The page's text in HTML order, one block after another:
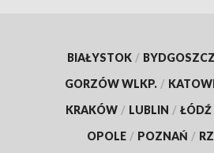
BIAŁYSTOK / BYDGOSZCZ
GORZÓW WLKP. /
KRAKÓW / LUBLIN / ŁÓDŹ
OPOLE / POZNAŃ /